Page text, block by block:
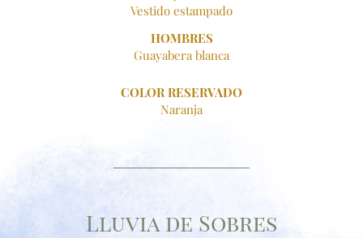
Vestido estampado
HOMBRES
Guayabera blanca
COLOR RESERVADO
Naranja
Lluvia de Sobres